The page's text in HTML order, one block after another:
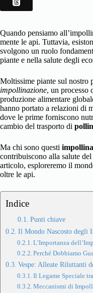
Quando pensiamo
mente le api. Tuttavia,
svolgono un ruolo
piante e nella salute degli
Moltissime piante sul nostro
impollinazione, un processo
produzione alimentare
hanno portato a relazioni di
dove le prime forniscono
cambio del trasporto di
Ma chi sono questi
contribuiscono alla salute
articolo, esploreremo il
oltre le api.
Indice
Punti chiave
Il Mondo Nascosto degli
L’Importanza
Perché Dobbiamo
Vespe: Alleate Riluttanti
Il Legame Speciale
Meccanismi di